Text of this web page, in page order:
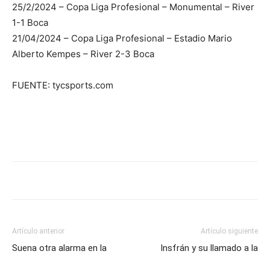
25/2/2024 – Copa Liga Profesional – Monumental – River
1-1 Boca
21/04/2024 – Copa Liga Profesional – Estadio Mario
Alberto Kempes – River 2-3 Boca
FUENTE: tycsports.com
Artículo anterior
Suena otra alarma en la
Artículo siguiente
Insfrán y su llamado a la